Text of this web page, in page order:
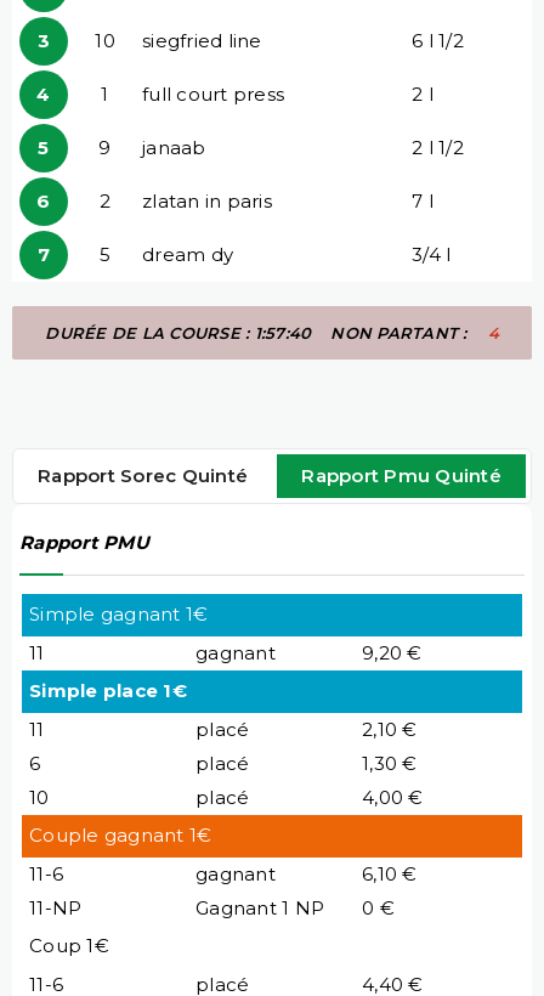
3 10 siegfried line 6 l 1/2
4 1 full court press 2 l
5 9 janaab 2 l 1/2
6 2 zlatan in paris 7 l
7 5 dream dy 3/4 l
DURÉE DE LA COURSE : 1:57:40 NON PARTANT : 4
Rapport Sorec Quinté Rapport Pmu Quinté
Rapport PMU
Simple gagnant 1€
11
gagnant
9,20 €
Simple place 1€
11
placé
2,10 €
6
placé
1,30 €
10
placé
4,00 €
Couple gagnant 1€
11-6
gagnant
6,10 €
11-NP
Gagnant 1 NP
0 €
Coup 1€
11-6
placé 4,40 €